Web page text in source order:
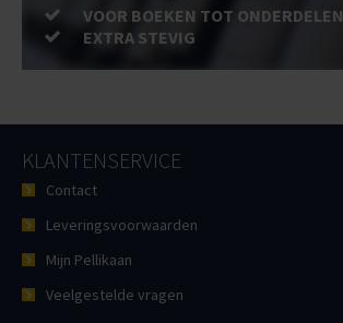
VOOR BOEKEN TOT ONDERDELEN
EXTRA STEVIG
KLANTENSERVICE
Contact
Leveringsvoorwaarden
Mijn Pellikaan
Veelgestelde vragen